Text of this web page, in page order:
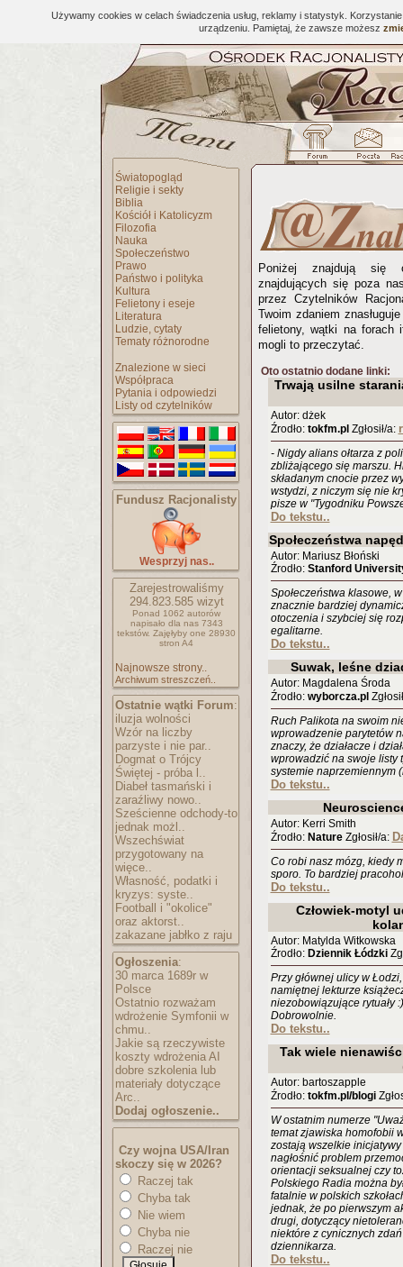
Używamy cookies w celach świadczenia usług, reklamy i statystyk.
urządzeniu. Pamiętaj, że zawsze możesz
Światopogląd
Religie i sekty
Biblia
Kościół i Katolicyzm
Filozofia
Nauka
Społeczeństwo
Prawo
Państwo i polityka
Kultura
Felietony i eseje
Literatura
Ludzie, cytaty
Tematy różnorodne
Znalezione w sieci
Współpraca
Pytania i odpowiedzi
Listy od czytelników
Fundusz Racjonalisty
Wesprzyj nas..
Zarejestrowaliśmy
294.823.585wizyt
Ponad 1062 autorów
napisało dla nas 7343
tekstów. Zajęłyby one 28930
stron A4
Najnowsze strony..
Archiwum streszczeń..
Ostatnie wątki Forum:
iluzja wolności
Wzór na liczby
parzyste i nie par..
Dogmat o Trójcy
Świętej - próba l..
Diabeł tasmański i
zaraźliwy nowo..
Sześcienne odchody-to
jednak możl..
Wszechświat
przygotowany na
więce..
Własność, podatki i
kryzys: syste..
Football i "okolice"
oraz aktorst..
zakazane jabłko z raju
Ogłoszenia:
30 marca 1689r w
Polsce
Ostatnio rozważam
wdrożenie Symfonii w
chmu..
Jakie są rzeczywiste
koszty wdrożenia AI
dobre szkolenia lub
materiały dotyczące
Arc..
Dodaj ogłoszenie..
Czy wojna USA/Iran
skoczy się w 2026?
Raczej tak
Chyba tak
Nie wiem
Chyba nie
Raczej nie
Poniżej znajdują się
znajdujących się poza
przez Czytelników
Twoim zdaniem
felietony, wątki na forach
mogli to przeczytać.
Oto ostatnio dodane linki:
Trwają usilne
Autor: dżek
Źrodło: tokfm.pl Zgłosił/a:
- Nigdy alians ołtarza z
zbliżającego się marszu.
składanym cnocie przez
wstydzi, z niczym się nie
pisze w "Tygodniku
Do tekstu..
Społeczeństwa
Autor: Mariusz Błoński
Źrodło: Stanford
Społeczeństwa klasowe,
znacznie bardziej
otoczenia i szybciej się
egalitarne.
Do tekstu..
Suwak, leśne
Autor: Magdalena Środa
Źrodło: wyborcza.pl
Ruch Palikota na swoim
wprowadzenie parytetów
znaczy, że działacze i
wprowadzić na swoje listy
systemie naprzemiennym
Do tekstu..
Autor: Kerri Smith
Źrodło: NatureZgłosił/a:
Co robi nasz mózg, kiedy
sporo. To bardziej
Do tekstu..
Człowiek-motyl
Autor: Matylda Witkowska
Źrodło: Dziennik Łódzki
Przy głównej ulicy w
namiętnej lekturze
niezobowiązujące rytuały
Dobrowolnie.
Do tekstu..
Tak wiele
Autor: bartoszapple
Źrodło: tokfm.pl/blogi
W ostatnim numerze
temat zjawiska homofobii
zostają wszelkie
nagłośnić problem
orientacji seksualnej czy
Polskiego Radia można
fatalnie w polskich
jednak, że po pierwszym
drugi, dotyczący
niektóre z cynicznych
dziennikarza.
Do tekstu..